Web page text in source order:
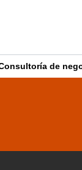
de